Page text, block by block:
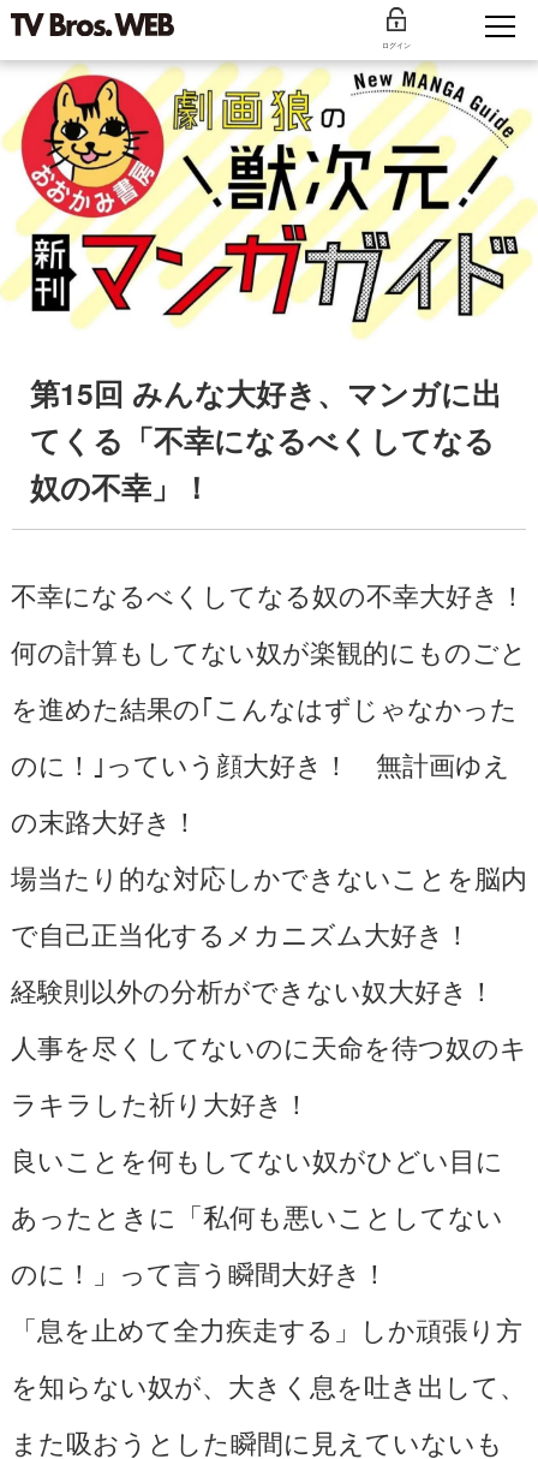
ログイン
第15回 みんな大好き、マンガに出
てくる「不幸になるべくしてなる
奴の不幸」！
不幸になるべくしてなる奴の不幸大好き！
何の計算もしてない奴が楽観的にものごと
を進めた結果の｢こんなはずじゃなかった
のに！｣っていう顔大好き！ 無計画ゆえ
の末路大好き！
場当たり的な対応しかできないことを脳内
で自己正当化するメカニズム大好き！
経験則以外の分析ができない奴大好き！
人事を尽くしてないのに天命を待つ奴のキ
ラキラした祈り大好き！
良いことを何もしてない奴がひどい目に
あったときに「私何も悪いことしてない
のに！」って言う瞬間大好き！
「息を止めて全力疾走する」しか頑張り方
を知らない奴が、大きく息を吐き出して、
また吸おうとした瞬間に見えていないも